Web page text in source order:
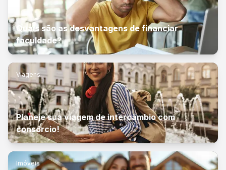
Quais são as desvantagens de financiar
faculdade?
Viagens
Planeje sua viagem de intercâmbio com
consórcio!
Imóveis